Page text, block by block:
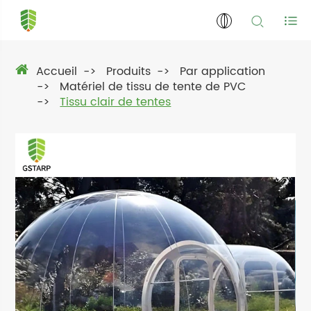
Accueil Produits
Par application
Matériel de tissu de tente de PVC
Tissu clair de tentes